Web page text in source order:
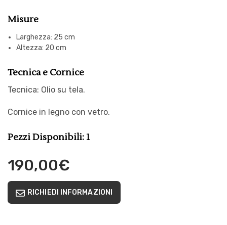
Misure
Larghezza: 25 cm
Altezza: 20 cm
Tecnica e Cornice
Tecnica: Olio su tela.
Cornice in legno con vetro.
Pezzi Disponibili: 1
190,00€
RICHIEDI INFORMAZIONI